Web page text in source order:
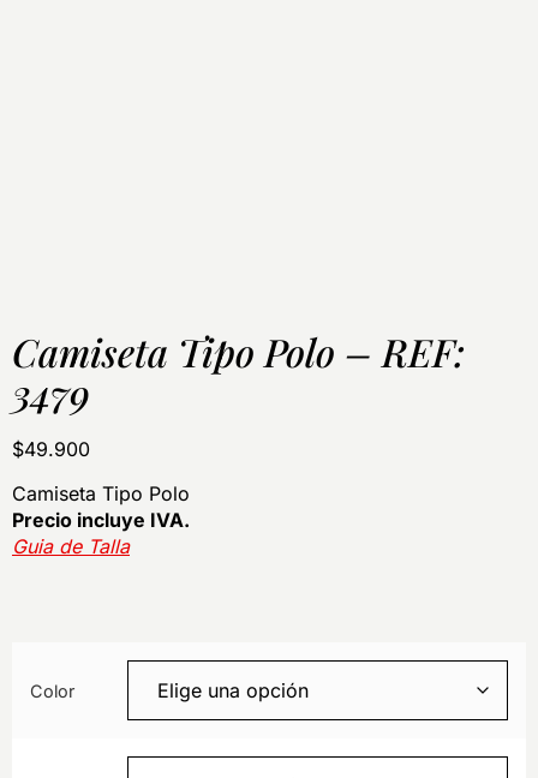
Camiseta Tipo Polo – REF:
3479
$49.900
Camiseta Tipo Polo
Precio incluye IVA.
Guia de Talla
Color